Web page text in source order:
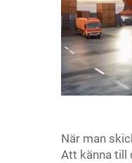
När man
Att känna till